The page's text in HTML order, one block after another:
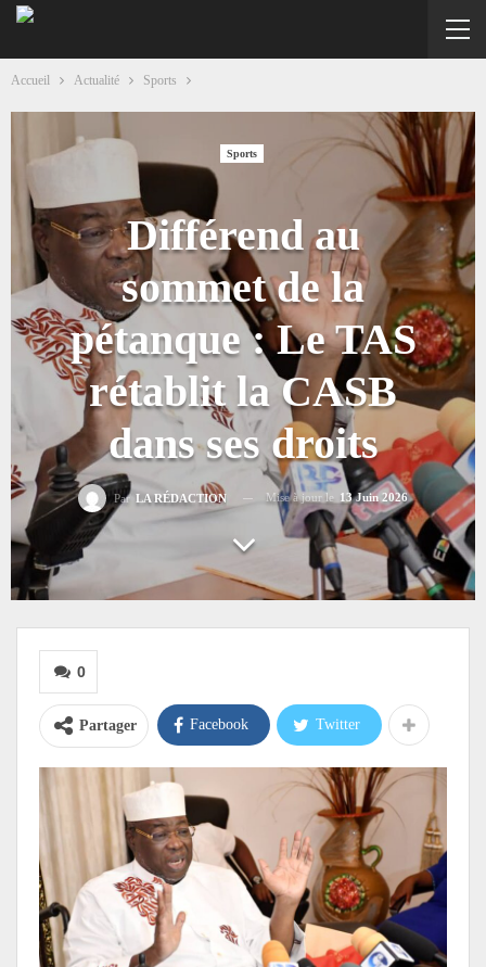
Accueil Actualité Sports
Sports
Différend au
sommet de la
pétanque : Le TAS
rétablit la CASB
dans ses droits
Par LA RÉDACTION Mise à jour le 13 Juin 2026
0
Partager Facebook Twitter